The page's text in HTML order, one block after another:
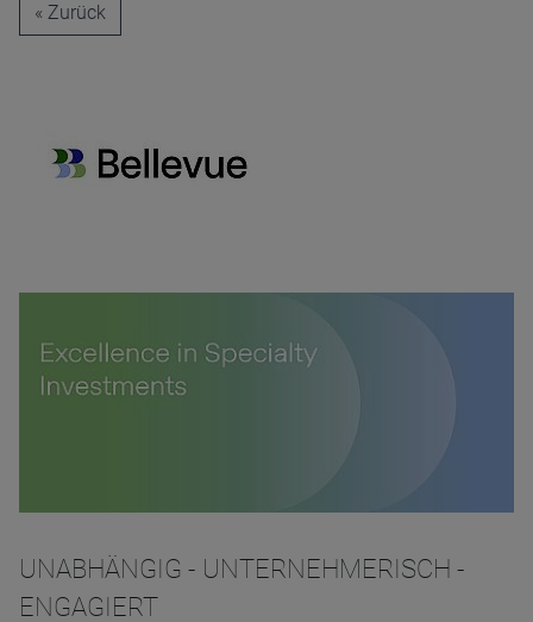
« Zurück
UNABHÄNGIG - UNTERNEHMERISCH -
ENGAGIERT